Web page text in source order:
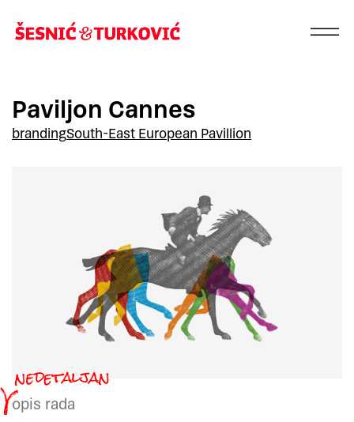
Paviljon Cannes
brandingSouth-East European Pavillion
opis rada